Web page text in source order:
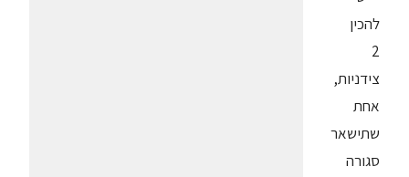
להכין
2
צידניות,
אחת
שתישאר
סגורה